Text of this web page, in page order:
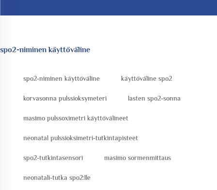
spo2-niminen käyttöväline
spo2-niminen käyttöväline käyttöväline spo2
korvasonna pulssioksymeteri lasten spo2-sonna
masimo pulssoximetri käyttövälineet
neonatal pulssioksimetri-tutkintapisteet
spo2-tutkintasensori masimo sormenmittaus
neonatali-tutka spo2:lle